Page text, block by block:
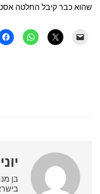
שהוא כבר קיבל החלטה
בן